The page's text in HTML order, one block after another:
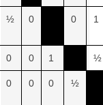
½ 0 0 1
0 0 1 ½
0 0 0 ½